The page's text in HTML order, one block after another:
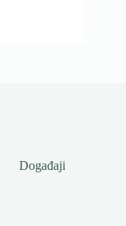
Događaji